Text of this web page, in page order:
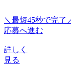
＼最短45秒で完了
応募へ進む
詳しく
見る